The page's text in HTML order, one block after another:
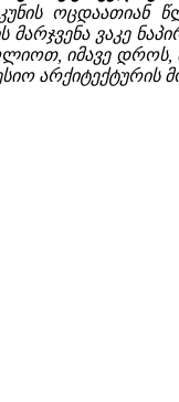
ოცდაათიან
მარჯვენა ვაკე
იმავე დროს,
არქიტექტურის